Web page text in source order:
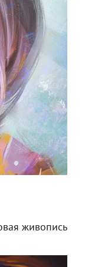
живопись